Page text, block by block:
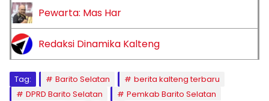
Pewarta: Mas Har
Redaksi Dinamika Kalteng
Tag: Barito Selatan
berita kalteng terbaru
DPRD Barito Selatan
Pemkab Barito Selatan